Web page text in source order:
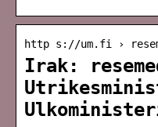
http s://um.fi ›
Irak: